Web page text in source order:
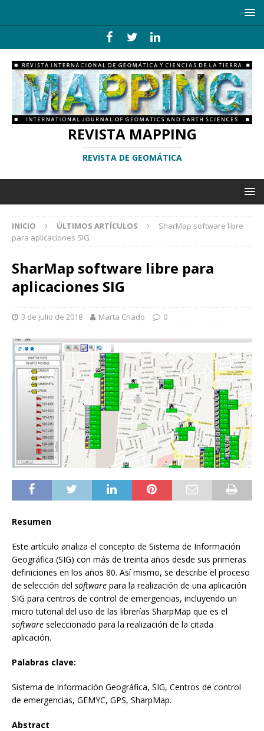
REVISTA MAPPING
REVISTA DE GEOMÁTICA
INICIO ÚLTIMOS ARTÍCULOS
SharMap software libre
para aplicaciones SIG
SharMap software libre para
aplicaciones SIG
3 de julio de 2018 Marta Criado 0
Resumen
Este artículo analiza el concepto de Sistema de Información
Geográfica (SIG) con más de treinta años desde sus primeras
definiciones en los años 80. Así mismo, se describe el proceso
de selección del software para la realización de una aplicación
SIG para centros de control de emergencias, incluyendo un
micro tutorial del uso de las librerías SharpMap que es el
software seleccionado para la realización de la citada
aplicación.
Palabras clave:
Sistema de Información Geográfica, SIG, Centros de control
de emergencias, GEMYC, GPS, SharpMap.
Abstract